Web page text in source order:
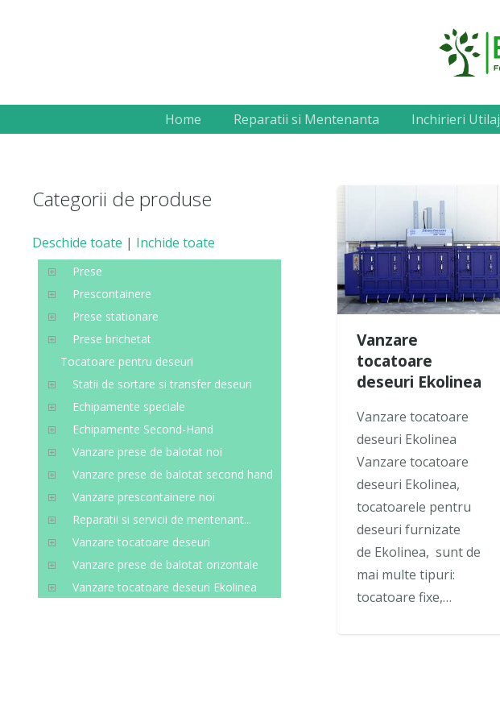
Home Reparatii si Mentenanta Inchirieri
Vanzare
tocatoare
deseuri Ekolinea
Vanzare tocatoare
deseuri Ekolinea
Vanzare tocatoare
deseuri Ekolinea,
tocatoarele pentru
deseuri furnizate
de Ekolinea, sunt de
mai multe tipuri:
tocatoare fixe,…
Categorii de produse
Deschide toate | Inchide toate
Prese
Prescontainere
Prese stationare
Prese brichetat
Tocatoare pentru deseuri
Statii de sortare si transfer deseuri
Echipamente speciale
Echipamente Second-Hand
Vanzare prese de balotat noi
Vanzare prese de balotat second hand
Vanzare prescontainere noi
Reparatii si servicii de mentenant...
Vanzare tocatoare deseuri
Vanzare prese de balotat orizontale
Vanzare tocatoare deseuri Ekolinea